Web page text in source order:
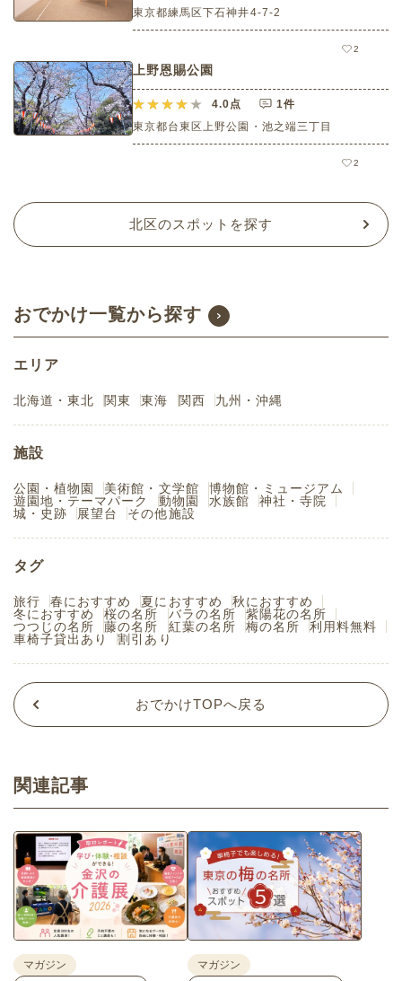
東京都練馬区下石神井4-7-2
2
上野恩賜公園
4.0点
1件
東京都台東区上野公園・池之端三丁目
2
北区のスポットを探す
おでかけ一覧から探す
エリア
北海道・東北 関東 東海 関西 九州・沖縄
施設
公園・植物園 美術館・文学館
博物館・ミュージアム
遊園地・テーマパーク
動物園 水族館
神社・寺院
城・史跡
展望台 その他施設
タグ
旅行 春におすすめ 夏におすすめ
秋におすすめ
冬におすすめ
桜の名所 バラの名所
紫陽花の名所
つつじの名所
藤の名所 紅葉の名所 梅の名所
利用料無料
車椅子貸出あり
割引あり
おでかけTOPへ戻る
関連記事
マガジン
マガジン